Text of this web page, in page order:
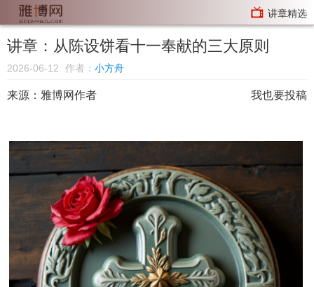
讲章精选
讲章：从陈设饼看十一奉献的三大原则
2026-06-12 作者： 小方舟
来源： 雅博网作者 我也要投稿